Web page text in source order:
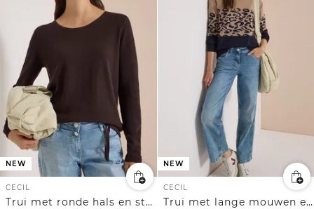
NEW
CECIL
Trui met ronde hals en structuur
NEW
CECIL
Trui met lange mouwen en luipaardjacquardpatroon